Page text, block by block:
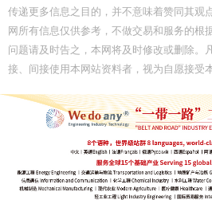
传递更多信息之目的，并不意味着赞同其观
网所有信息仅供参考，不做交易和服务的根
问题请及时告之，本网将及时修改或删除。
接、间接使用本网站资料者，视为自愿接受